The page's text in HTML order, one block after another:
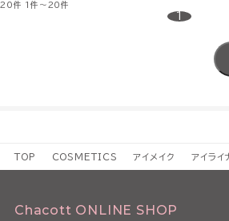
20件 1件～20件
1
TOP COSMETICS アイメイク アイライ
Chacott ONLINE SHOP